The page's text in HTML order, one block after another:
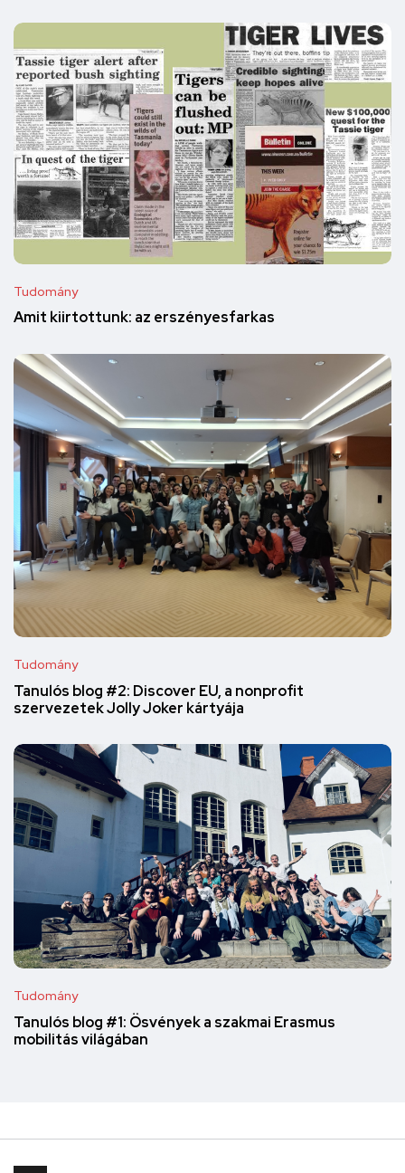
Tudomány
Amit kiirtottunk: az erszényesfarkas
Tudomány
Tanulós blog #2: Discover EU, a nonprofit
szervezetek Jolly Joker kártyája
Tudomány
Tanulós blog #1: Ösvények a szakmai Erasmus
mobilitás világában